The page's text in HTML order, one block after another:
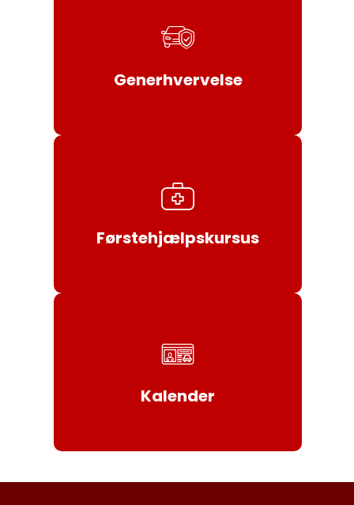
Generhvervelse
Førstehjælpskursus
Tilmeld / Læs mere
Kalender